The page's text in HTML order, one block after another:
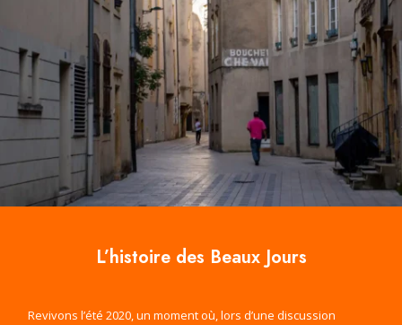
L’histoire des Beaux Jours
Revivons l’été 2020, un moment où, lors d’une discussion